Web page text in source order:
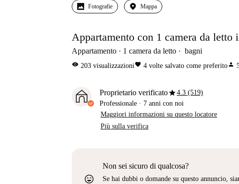
Fotografie Mappa
Appartamento con 1 camera da
Appartamento 1 camera da letto bagni
visibility 203 visualizzazionifavorite 4 volte salvato come preferitoperson
Proprietario verificatostar4.3 (519)
Professionale · 7 anni con noi
Maggiori informazioni su questo locatore
Più sulla verifica
sentiment_very_satisfied
Non sei sicuro di qualcosa?
Se hai dubbi o domande su questo annuncio,